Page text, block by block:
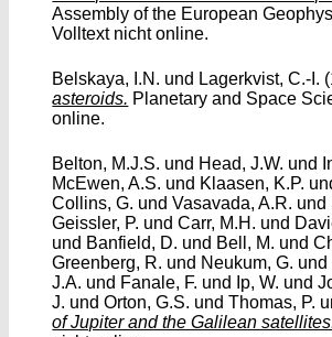
Assembly of the European
Volltext nicht online.
Belskaya, I.N. und Lagerkvist, C.-I.
asteroids. Planetary and Space
online.
Belton, M.J.S. und Head, J.W. und
McEwen, A.S. und Klaasen, K.P.
Collins, G. undVasavada, A.R. und
Geissler, P. undCarr, M.H. und
und Banfield, D. und Bell, M. und
Greenberg, R. und Neukum, G. und
J.A. und Fanale, F. und Ip, W. und
J. undOrton, G.S. undThomas, P.
of Jupiter and the Galilean